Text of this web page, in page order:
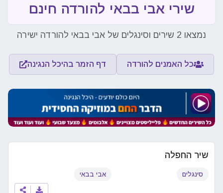
שירי אבי בבאי להורדה חינם
נמצאו 2 שירים וסינגלים של אבי בבאי להורדה ישירה
כל האמנים להורדה דף הזמר בהיכל הנגינה
שיר החפלה
סינגלים אבי בבאי